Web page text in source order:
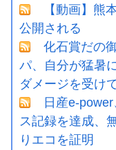
【動画】熊
公開される
化石賞だの
パ、自分が猛暑
ダメージを受
日産e-
ス記録を達成、
りエコを証明